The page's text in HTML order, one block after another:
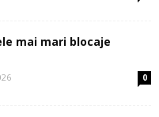
mai mari blocaje
0